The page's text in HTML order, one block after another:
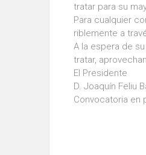
tratar para su
Para cualquier
riblemente a
A la espera de
tratar,
El
D. Joaquín
Convocatoria en